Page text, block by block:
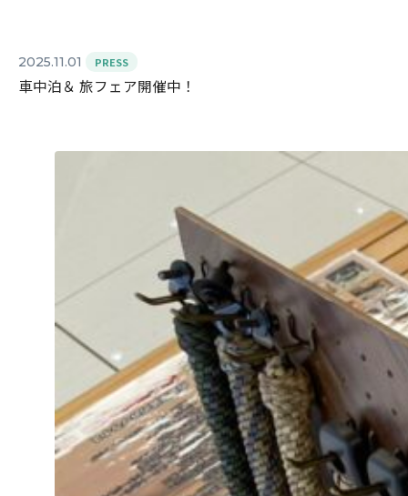
2025.11.01 PRESS
車中泊＆ 旅フェア開催中！